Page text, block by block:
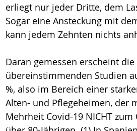
erliegt nur jeder Dritte, dem
Sogar eine Ansteckung mit
kann jedem Zehnten nichts
Daran gemessen erscheint
übereinstimmenden Studien
%, also im Bereich einer
Alten- und Pflegeheimen, der
Mehrheit Covid-19 NICHT